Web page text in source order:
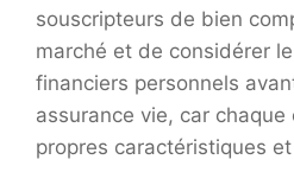
souscripteurs de bien
marché et de considérer
financiers personnels
assurance vie, car
propres caractéristiques